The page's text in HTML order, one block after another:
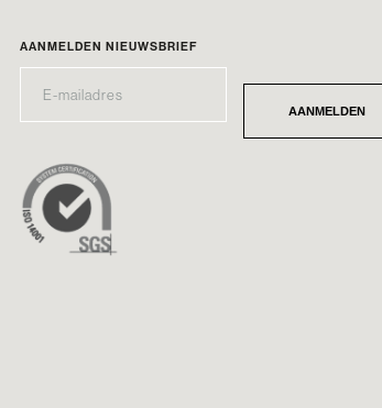
AANMELDEN NIEUWSBRIEF
* AANMELDEN